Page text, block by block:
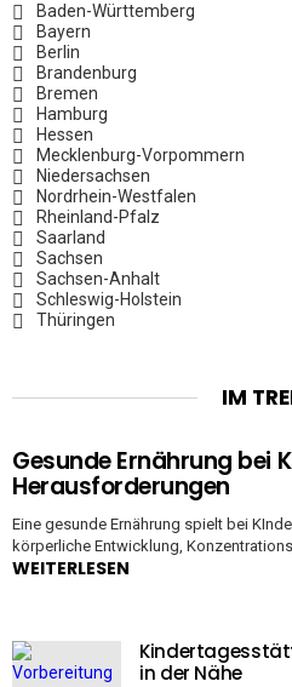
Baden-Württemberg
Bayern
Berlin
Brandenburg
Bremen
Hamburg
Hessen
Mecklenburg-Vorpommern
Niedersachsen
Nordrhein-Westfalen
Rheinland-Pfalz
Saarland
Sachsen
Sachsen-Anhalt
Schleswig-Holstein
Thüringen
IM
Gesunde Ernährung bei
Herausforderungen
Eine gesunde Ernährung spielt bei
körperliche Entwicklung,
WEITERLESEN
in der Nähe